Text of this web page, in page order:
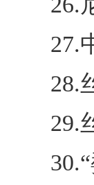
27.
28.
29.